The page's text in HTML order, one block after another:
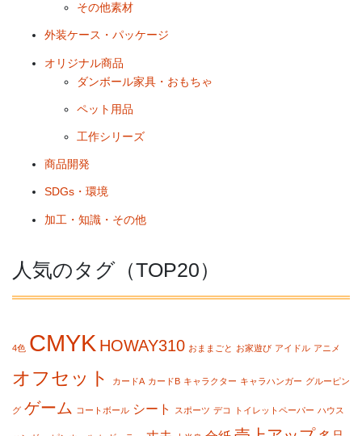
その他素材
外装ケース・パッケージ
オリジナル商品
ダンボール家具・おもちゃ
ペット用品
工作シリーズ
商品開発
SDGs・環境
加工・知識・その他
人気のタグ（TOP20）
4色 CMYK HOWAY310 おままごと お家遊び アイドル アニメ
オフセット カードA カードB キャラクター キャラハンガー グルーピン
グ ゲーム コートボール シート スポーツ デコ トイレットペーパー ハウス